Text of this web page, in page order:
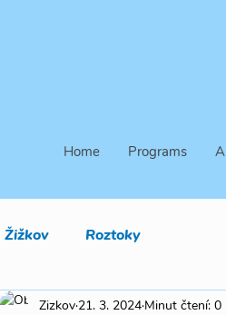
Home Programs
Žižkov Roztoky
Zizkov 21. 3. 2024 Minut čtení: 0